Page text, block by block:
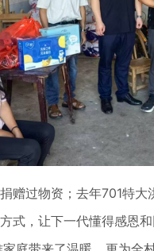
过物资；去年701特大
式，让下一代懂得感恩